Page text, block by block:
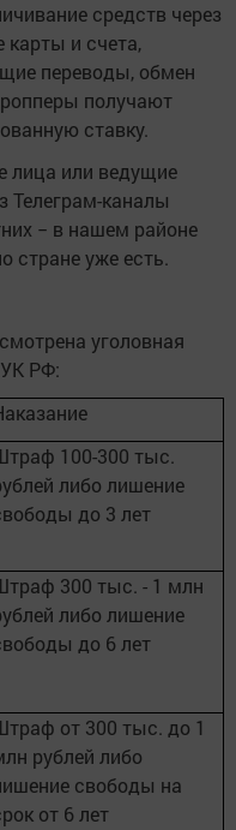
средств через
карты и счета,
переводы, обмен
получают
ставку.
лица или ведущие
Телеграм-каналы
− в нашем районе
стране уже есть.
уголовная
УК РФ:
100-300 тыс.
либо лишение
до 3 лет
300 тыс. - 1 млн
либо лишение
до 6 лет
от 300 тыс. до 1
рублей либо
свободы на
от 6 лет